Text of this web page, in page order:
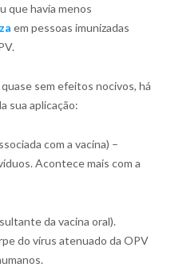
que havia menos
em pessoas imunizadas
sem efeitos nocivos, há
sua aplicação:
com a vacina) –
Acontece mais com a
da vacina oral).
do vírus atenuado da OPV